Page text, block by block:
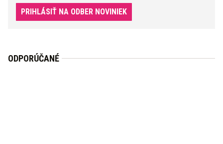
PRIHLÁSIŤ NA ODBER NOVINIEK
ODPORÚČANÉ